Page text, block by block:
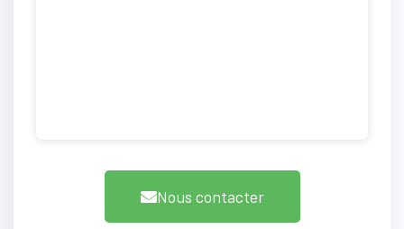
Nous contacter